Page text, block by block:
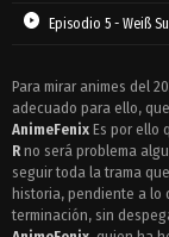
Episodio 5 - Weiß
Episodio 3 - Weiß
Episodio 2 - Weiß
Episodio 1 - Weiß
Para mirar animes del
adecuado para ello,
AnimeFenix Es por ello
Rno será problema
seguir toda la trama
historia, pendiente a lo
terminación, sin